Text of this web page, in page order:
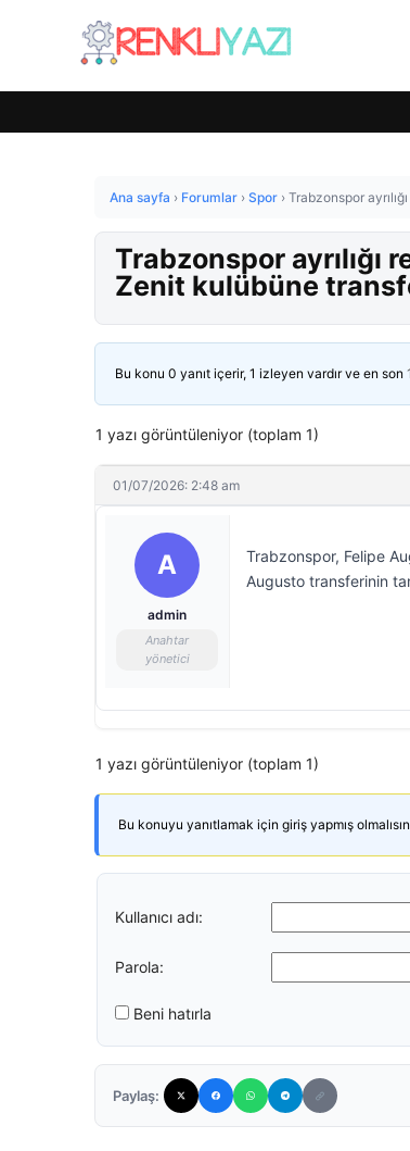
Ana sayfa › Forumlar › Spor › Trabzonspor
Trabzonspor ayrılığı
Zenit kulübüne
Bu konu 0 yanıt içerir, 1 izleyen vardır ve en son
1 yazı görüntüleniyor (toplam 1)
01/07/2026: 2:48 am
A
admin
Anahtar
yönetici
Trabzonspor, Felipe
Augusto transferinin
1 yazı görüntüleniyor (toplam 1)
Bu konuyu yanıtlamak için giriş yapmış
Kullanıcı adı:
Parola:
Beni hatırla
Paylaş: